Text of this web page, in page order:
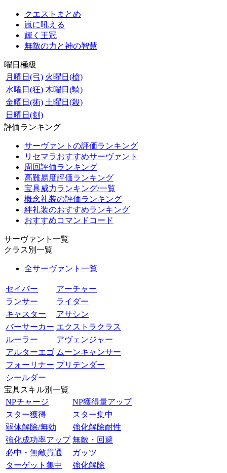
クエストまとめ
嵐に吼える
輝く王冠
無敵の力と神の智慧
曜日極級
月曜日(弓) 火曜日(槍)
水曜日(狂) 木曜日(騎)
金曜日(術) 土曜日(殺)
日曜日(剣)
評価ランキング
サーヴァントの評価ランキング
リセマラおすすめサーヴァント
周回評価ランキング
高難易度評価ランキング
宝具威力ランキング/一覧
概念礼装の評価ランキング
絆礼装のおすすめランキング
おすすめコマンドコード
サーヴァント一覧
クラス別一覧
全サーヴァント一覧
セイバー
アーチャー
ランサー
ライダー
キャスター
アサシン
バーサーカー エクストラクラス
ルーラー
アヴェンジャー
アルターエゴ ムーンキャンサー
フォーリナー プリテンダー
シールダー
宝具スキル別一覧
NPチャージ
NP獲得量アップ
スター獲得
スター集中
弱体解除/無効
強化解除耐性
強化成功率アップ 無敵・回避
必中・無敵貫通
ガッツ
ターゲット集中
強化解除